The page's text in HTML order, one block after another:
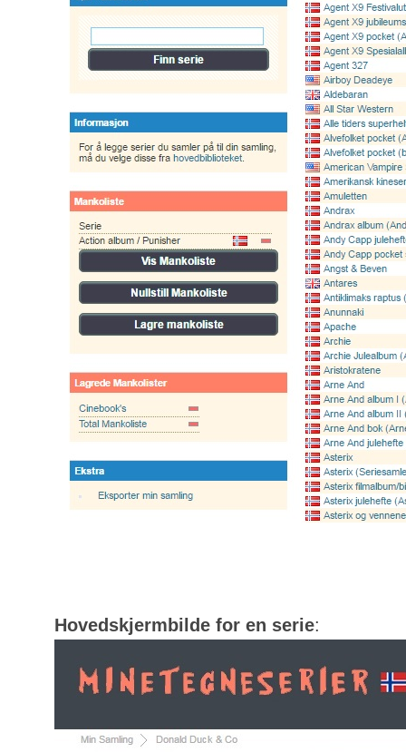
Hovedskjermbilde for en serie: